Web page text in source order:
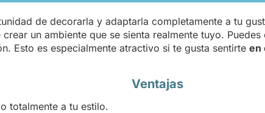
de decorarla y adaptarla completamente a tu
un ambiente que se sienta realmente tuyo.
Esto es especialmente atractivo si te gusta sentirte en
Ventajas
totalmente a tu estilo.